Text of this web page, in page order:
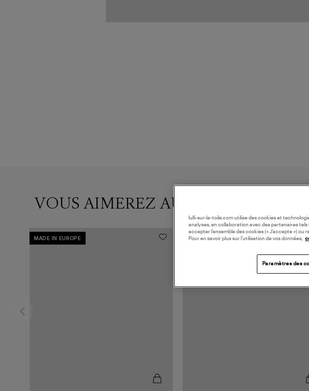
VOUS AIMEREZ AUSSI
MADE IN EUROPE
lulli-sur-la-toile.com utilise des cookies et
analyses, en collaboration avec des partenaires tels
accepter l’ensemble des cookies (« J’accepte »)
Pour en savoir plus sur l’utilisation de vos données,
Paramètres des